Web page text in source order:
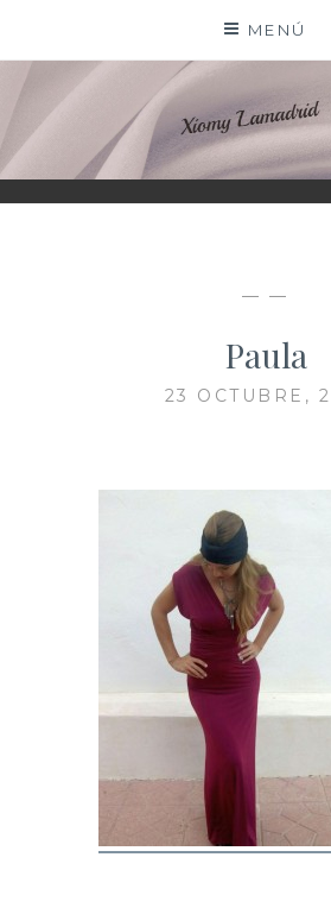
contenido
MENÚ
XIOMY
— —
Paula
23 OCTUBRE,